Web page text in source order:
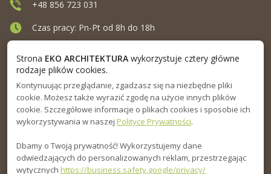
MENU
INFORMACJA
PORADNIK
+48 856 723 031
Czas pracy: Pn-Pt od 8h do 18h
Strona EKO ARCHITEKTURAwykorzystuje cztery główne
rodzaje plików cookies.
Kontynuując przeglądanie, zgadzasz się na niezbędne pliki
cookie. Możesz także wyrazić zgodę na użycie innych plików
cookie. Szczegółowe informacje o plikach cookies i sposobie ich
wykorzystywania w naszej Polityce Prywatności.
Dbamy o Twoją prywatność! Wykorzystujemy dane
odwiedzających do personalizowanych reklam, przestrzegając
wytycznych https://business.safety.google/privacy/